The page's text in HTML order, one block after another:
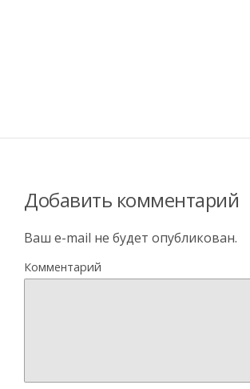
Добавить комментарий
Ваш e-mail не будет опубликован.
Комментарий